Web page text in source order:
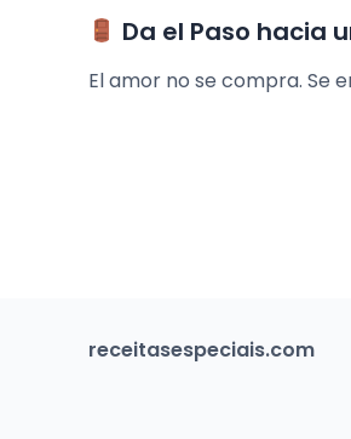
Da el Paso hacia
El amor no se compra. Se
receitasespeciais.com